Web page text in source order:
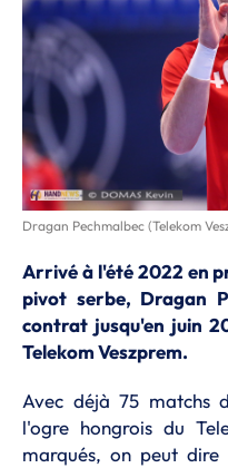
Dragan Pechmalbec (Telekom
Arrivé à l'été 2022 en
pivot serbe, Dragan
contrat jusqu'en juin
Telekom Veszprem.
Avec déjà 75 matchs
l'ogre hongrois du
marqués, on peut